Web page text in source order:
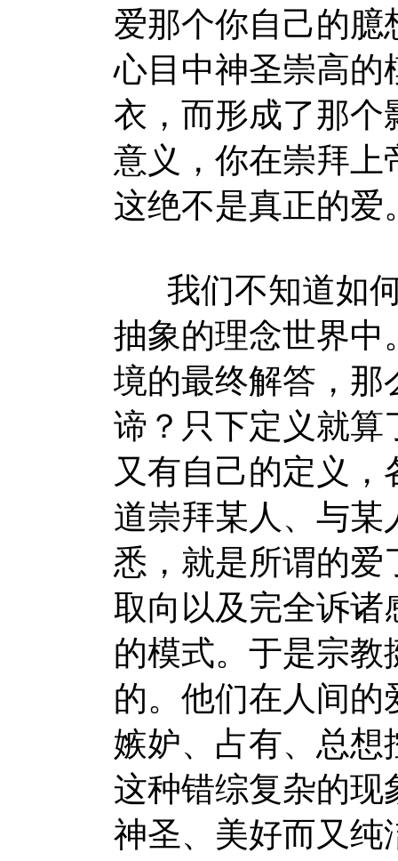
爱那个你自己的臆
心目中神圣崇高的
衣，而形成了那个
意义，你在崇拜上
这绝不是真正的爱
我们不知道如何
抽象的理念世界中
境的最终解答，那
谛？只下定义就算
又有自己的定义
道崇拜某人、与某
悉，就是所谓的爱
取向以及完全诉诸
的模式。于是宗
的。他们在人间
嫉妒、占有、总想
这种错综复杂的现
神圣、美好而又纯